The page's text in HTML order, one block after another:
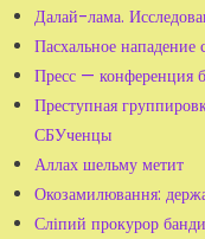
Далай-лама.
Пасхальное нападение
Пресс — конференция
Преступная
СБУченцы
Аллах шельму метит
Окозамилювання:
Сліпий прокурор